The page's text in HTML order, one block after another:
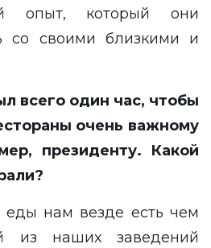
опыт, который они
со своими близкими и
всего один час, чтобы
очень важному
президенту. Какой
нам везде есть чем
из наших заведений